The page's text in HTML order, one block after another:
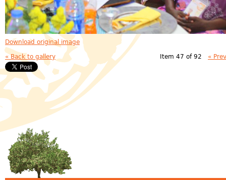
Download original image
« Back to gallery Item 47 of 92 «